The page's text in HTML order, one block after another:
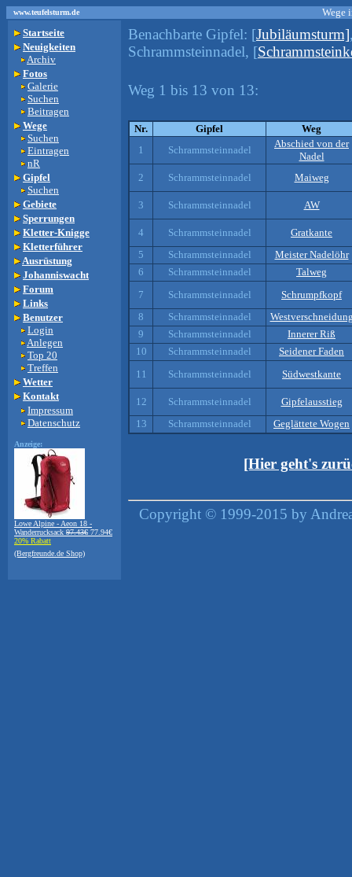
www.teufelsturm.de
Wege
Startseite
Neuigkeiten
Archiv
Fotos
Galerie
Suchen
Beitragen
Wege
Suchen
Eintragen
nR
Gipfel
Suchen
Gebiete
Sperrungen
Kletter-Knigge
Kletterführer
Ausrüstung
Johanniswacht
Forum
Links
Benutzer
Login
Anlegen
Top 20
Treffen
Wetter
Kontakt
Impressum
Datenschutz
Anzeige:
Lowe Alpine - Aeon 18 -
Wanderrucksack 97.43€ 77.94€
20% Rabatt
(Bergfreunde.de Shop)
Benachbarte Gipfel: [Jubiläumsturm]
Schrammsteinnadel, [
Weg 1 bis 13 von 13:
Nr. Gipfel
Weg
1
Schrammsteinnadel
Abschied von der
Nadel
2
Schrammsteinnadel Maiweg
3 Schrammsteinnadel AW
4 Schrammsteinnadel
Gratkante
5
Schrammsteinnadel
Meister Nadelöhr
6
Schrammsteinnadel
Talweg
7
Schrammsteinnadel
Schrumpfkopf
8
Schrammsteinnadel
9
Schrammsteinnadel
Innerer Riß
10
Schrammsteinnadel
Seidener Faden
11
Schrammsteinnadel Südwestkante
12 Schrammsteinnadel
Gipfelausstieg
13
Schrammsteinnadel Geglättete Wogen
[Hier geht's
Copyright © 1999-2015 by